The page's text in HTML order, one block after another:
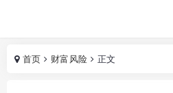
首页 财富风险 正文